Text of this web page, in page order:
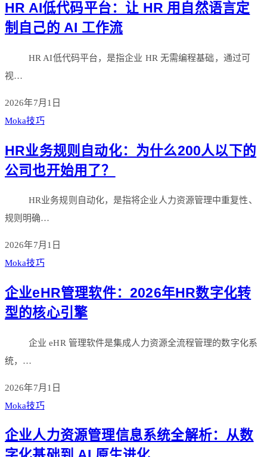
HR AI低代码平台：让 HR 用自然语言定
制自己的 AI 工作流
HR AI低代码平台，是指企业 HR 无需编程基础，通过可
视…
2026年7月1日
Moka技巧
HR业务规则自动化：为什么200人以下的
公司也开始用了？
HR业务规则自动化，是指将企业人力资源管理中重复性、
规则明确…
2026年7月1日
Moka技巧
企业eHR管理软件：2026年HR数字化转
型的核心引擎
企业 eHR 管理软件是集成人力资源全流程管理的数字化系
统，…
2026年7月1日
Moka技巧
企业人力资源管理信息系统全解析：从数